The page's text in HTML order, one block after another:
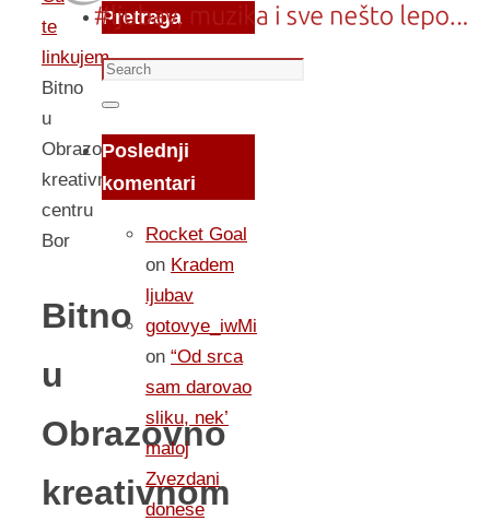
te
linkujem...
Bitno
u
Obrazovno
kreativnom
centru
Bor
Bitno
u
Obrazovno
kreativnom
Pretraga
Search
for:
Search
Poslednji
komentari
Rocket Goal
on Kradem
ljubav
gotovye_iwMi
on “Od srca
sam darovao
sliku, nek’
maloj
Zvezdani
donese